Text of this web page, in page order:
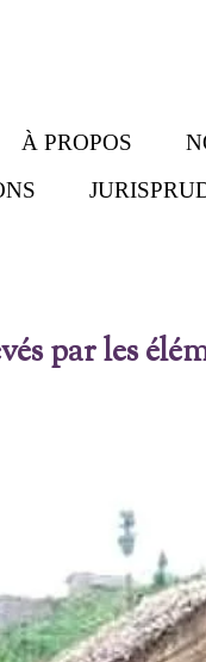
À PROPOS
par les